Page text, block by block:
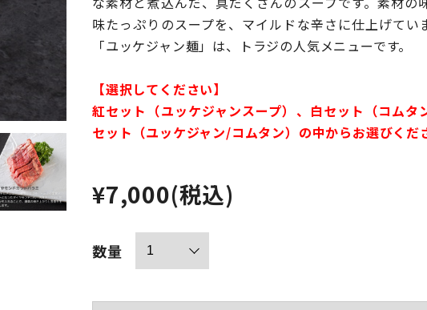
味たっぷりのスープを、マイルドな辛さに仕上げてい
「ユッケジャン麺」は、トラジの人気メニューです。
【選択してください】
紅セット（ユッケジャンスープ）、白セット（コムタ
セット（ユッケジャン/コムタン）の中からお選びくだ
¥7,000(税込)
数量